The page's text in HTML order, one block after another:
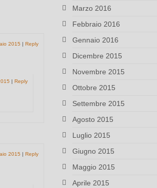
2015 Reply
Reply
2015 Reply
Marzo 2016
Febbraio 2016
Gennaio 2016
Dicembre 2015
Novembre 2015
Ottobre 2015
Settembre 2015
Agosto 2015
Luglio 2015
Giugno 2015
Maggio 2015
Aprile 2015